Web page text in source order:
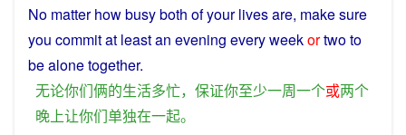
No matter howbusyboth ofyour livesare, makesure
you commit at leastan evening everyweekortwoto
bealonetogether.
无论你们俩的生活多忙， 保证你至少一周一个或两个
晚上让你们单独在一起。